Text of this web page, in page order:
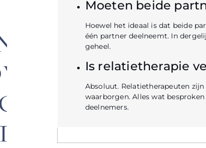
Moeten beide
Hoewel het ideaal is dat beide
één partner deelneemt. In
geheel.
Is relatietherapie
Absoluut. Relatietherapeuten
waarborgen. Alles wat
deelnemers.
DE